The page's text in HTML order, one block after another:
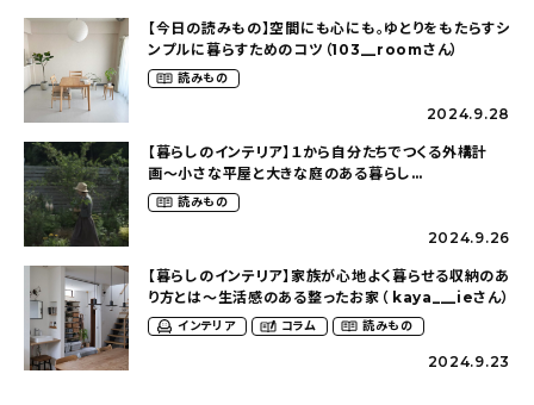
【今日の読みもの】空間にも心にも。ゆとりをもたらすシ
ンプルに暮らすためのコツ（103__roomさん）
読みもの
2024.9.28
【暮らしのインテリア】１から自分たちでつくる外構計
画〜小さな平屋と大きな庭のある暮らし
（tsumikiniwaさん）
読みもの
2024.9.26
【暮らしのインテリア】家族が心地よく暮らせる収納のあ
り方とは〜生活感のある整ったお家（ kaya___ieさん）
インテリア コラム 読みもの
2024.9.23